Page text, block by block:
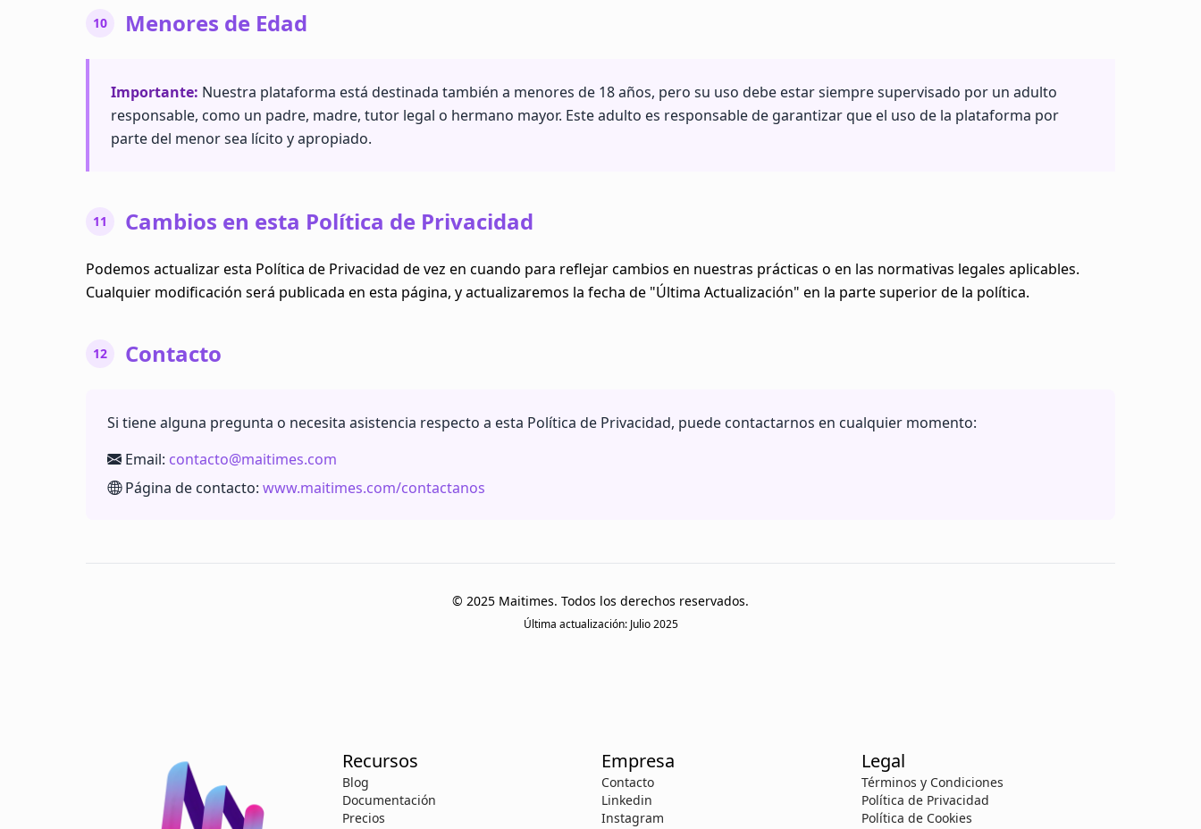
10 Menores de Edad
Importante: Nuestra plataforma está destinada también a menores de 18 años, pero su uso debe estar siempre supervisado por un adulto
responsable, como un padre, madre, tutor legal o hermano mayor. Este adulto es responsable de garantizar que el uso de la plataforma por
parte del menor sea lícito y apropiado.
11 Cambios en esta Política de Privacidad
Podemos actualizar esta Política de Privacidad de vez en cuando para reflejar cambios en nuestras prácticas o en las normativas legales aplicables.
Cualquier modificación será publicada en esta página, y actualizaremos la fecha de "Última Actualización" en la parte superior de la política.
12 Contacto
Si tiene alguna pregunta o necesita asistencia respecto a esta Política de Privacidad, puede contactarnos en cualquier momento:
Email: contacto@maitimes.com
Página de contacto: www.maitimes.com/contactanos
© 2025 Maitimes. Todos los derechos reservados.
Última actualización: Julio 2025
Recursos
Blog
Documentación
Precios
Empresa
Contacto
Linkedin
Instagram
Legal
Términos y Condiciones
Política de Privacidad
Política de Cookies